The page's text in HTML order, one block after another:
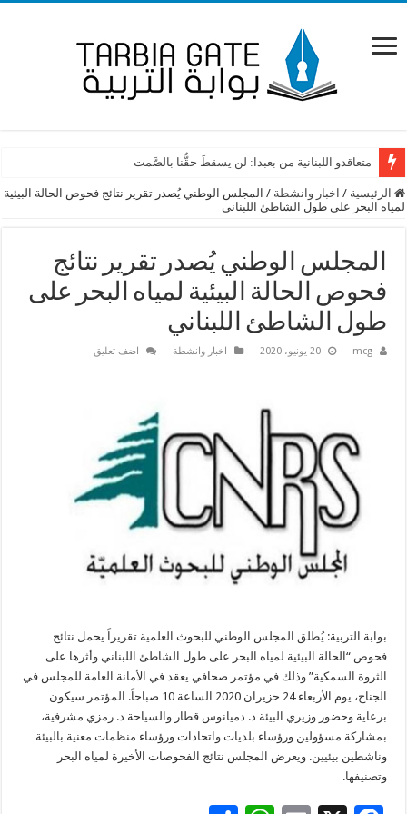
متعاقدو اللبنانية من بعبدا: لن يسقطَ حقُّنا بالصَّمت
المركز الفرنسي في لبنان جدد برنامجه لدعم المدارس الرسمية
الرئيسية / اخبار وانشطة / المجلس الوطني يُصدر تقرير نتائج فحوص الحالة البيئية
لمياه البحر على طول الشاطئ اللبناني
المجلس الوطني يُصدر تقرير نتائج
فحوص الحالة البيئية لمياه البحر على
طول الشاطئ اللبناني
mcg 20 يونيو، 2020 اخبار وانشطة اضف تعليق
بوابة التربية: يُطلق المجلس الوطني للبحوث العلمية تقريراً يحمل نتائج
فحوص “الحالة البيئية لمياه البحر على طول الشاطئ اللبناني وأثرها على
الثروة السمكية” وذلك في مؤتمر صحافي يعقد في الأمانة العامة للمجلس في
الجناح، يوم الأربعاء 24 حزيران 2020 الساعة 10 صباحاً. المؤتمر سيكون
برعاية وحضور وزيري البيئة د. دميانوس قطار والسياحة د. رمزي مشرفية،
بمشاركة مسؤولين ورؤساء بلديات واتحادات ورؤساء منظمات معنية بالبيئة
وناشطين بيئيين. ويعرض المجلس نتائج الفحوصات الأخيرة لمياه البحر
وتصنيفها.